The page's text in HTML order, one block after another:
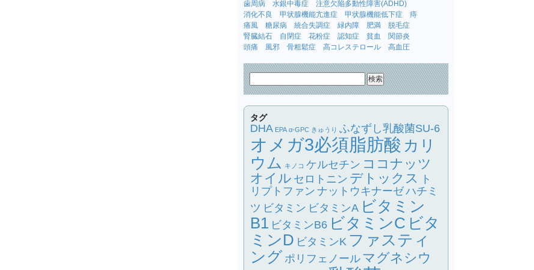
歯周病 水銀中毒症
注意欠陥多動性障害(ADHD)
消化不良
甲状腺機能亢進症 甲状腺機能低下症
痔
痛風
糖尿病 統合失調症 緑内障 肥満
脱毛症
腎臓結石
自閉症 花粉症 認知症 貧血
関節炎
頭痛
風邪 骨粗鬆症 高コレステロール 高血圧
タグ
DHA EPA α-GPC きゅうり ふなずし乳酸菌SU-6
オメガ3必須脂肪酸 カリ
ウム キノコ ケルセチン ココナッツ
オイル セロトニン デトックス
ト
リプトファン ナットウキナーゼハチミ
ツ ビタミン ビタミンA ビタミン
B1 ビタミンB6 ビタミンC ビタ
ミンD ビタミンK ファスティ
ング ポリフェノール マグネシウ